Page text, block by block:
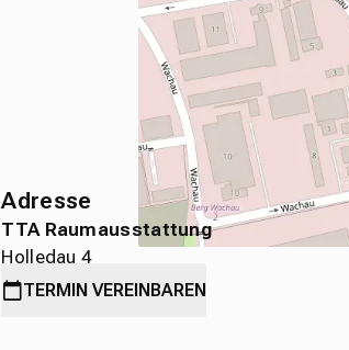
Adresse
TTA Raumausstattung
Holledau 4
89584 Ehingen
TERMIN VEREINBAREN